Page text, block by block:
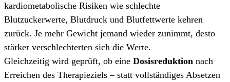
kardiometabolische Risiken wie schlechte
Blutzuckerwerte, Blutdruck und Blutfettwerte kehren
zurück. Je mehr Gewicht jemand wieder zunimmt, desto
stärker verschlechterten sich die Werte.
Gleichzeitig wird geprüft, ob eine Dosisreduktion nach
Erreichen des Therapieziels – statt vollständiges Absetzen